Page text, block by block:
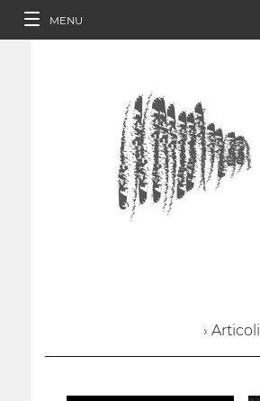
MENU
› Articoli